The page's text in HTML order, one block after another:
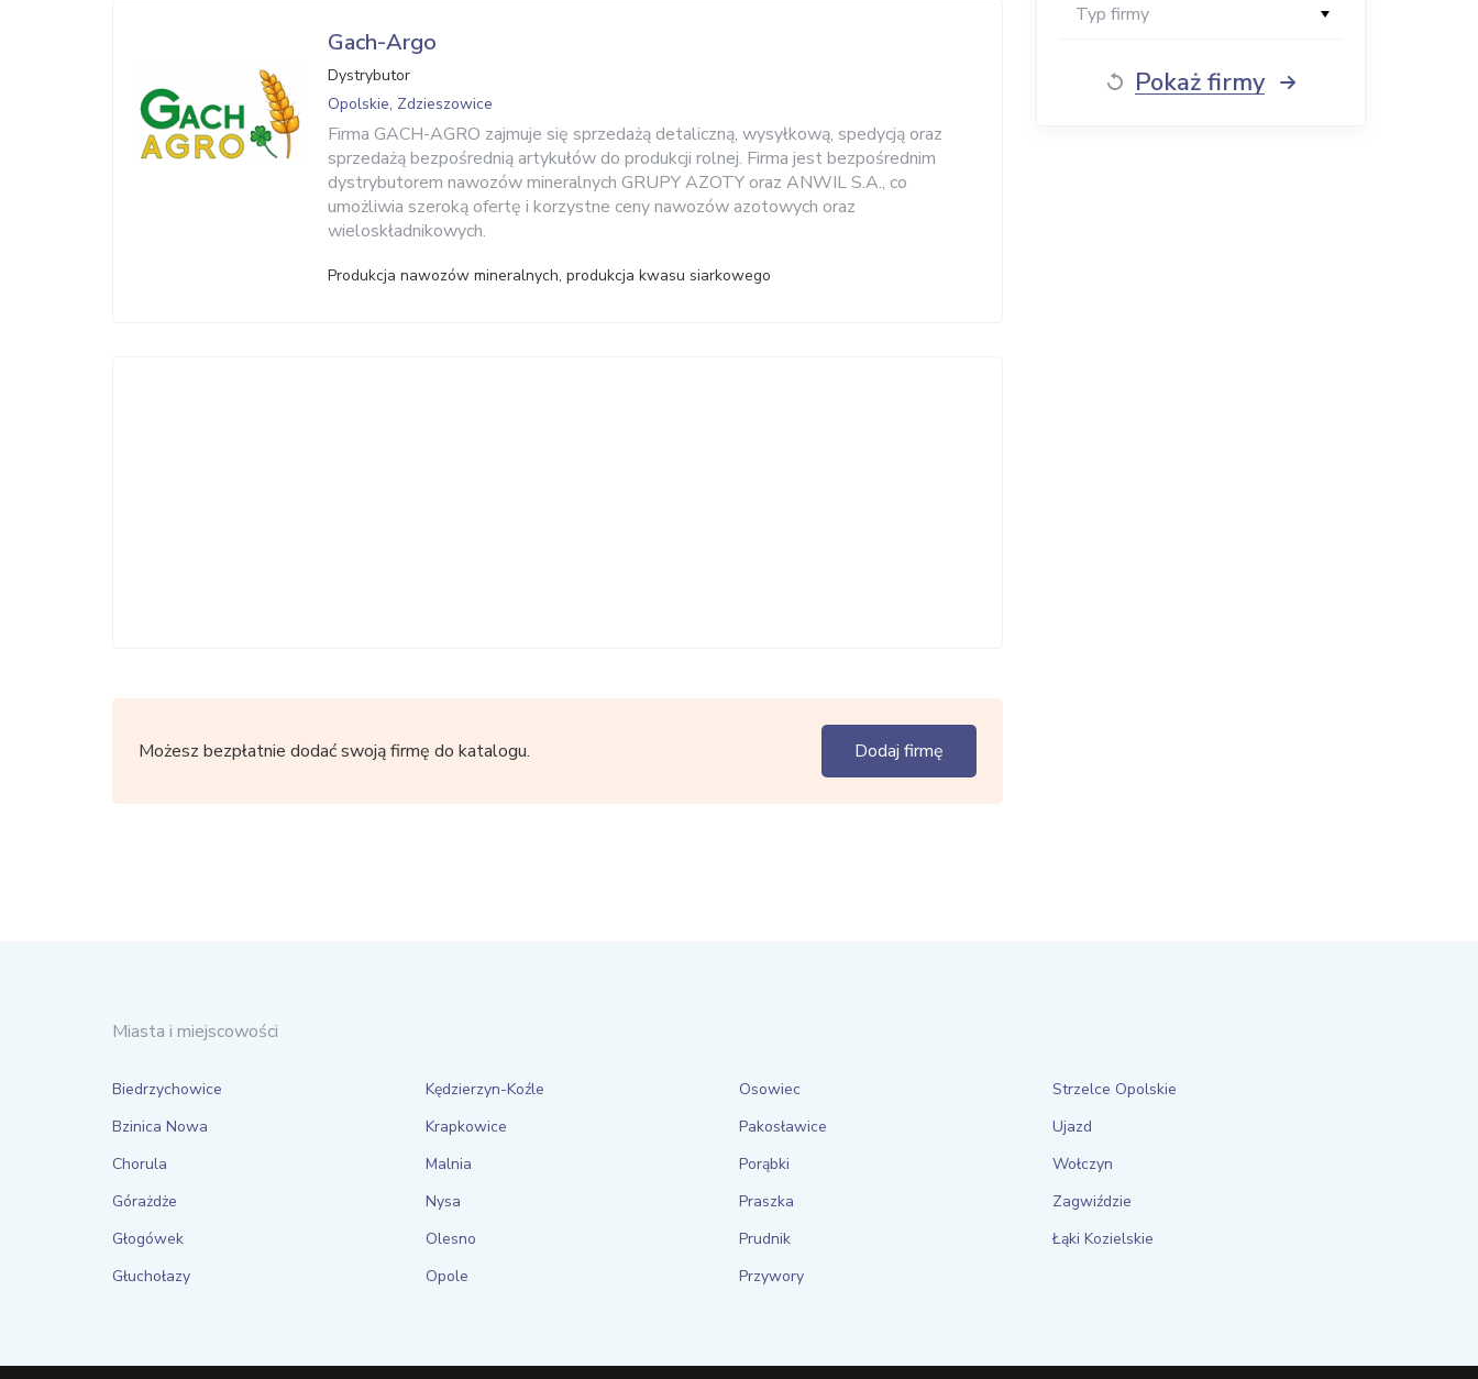
Gach-Argo
Dystrybutor
Opolskie, Zdzieszowice
Firma GACH-AGRO zajmuje się sprzedażą detaliczną, wysyłkową, spedycją oraz
sprzedażą bezpośrednią artykułów do produkcji rolnej. Firma jest bezpośrednim
dystrybutorem nawozów mineralnych GRUPY AZOTY oraz ANWIL S.A., co
umożliwia szeroką ofertę i korzystne ceny nawozów azotowych oraz
wieloskładnikowych.
Produkcja nawozów mineralnych, produkcja kwasu siarkowego
Możesz bezpłatnie dodać swoją firmę do katalogu. Dodaj firmę
Typ firmy
Pokaż firmy
Miasta i miejscowości
Biedrzychowice
Bzinica Nowa
Chorula
Górażdże
Głogówek
Głuchołazy
Kędzierzyn-Koźle
Krapkowice
Malnia
Nysa
Olesno
Opole
Osowiec
Pakosławice
Porąbki
Praszka
Prudnik
Przywory
Strzelce Opolskie
Ujazd
Wołczyn
Zagwiździe
Łąki Kozielskie